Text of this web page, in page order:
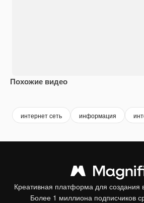
Похожие видео
интернет сеть информация
Креативная платформа для создания
Более 1 миллиона подписчиков